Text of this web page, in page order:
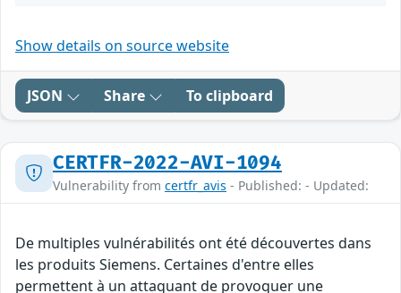
Show details on source website
JSON Share To clipboard
CERTFR-2022-AVI-1094
Vulnerability from certfr_avis - Published: - Updated:
De multiples vulnérabilités ont été découvertes dans
les produits Siemens. Certaines d'entre elles
permettent à un attaquant de provoquer une